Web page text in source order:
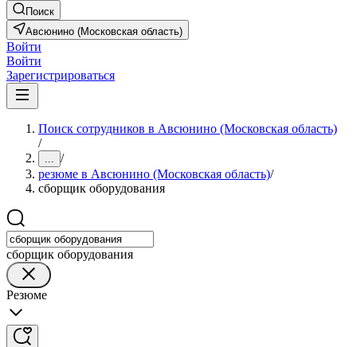
Поиск
Авсюнино (Московская область)
Войти
Войти
Зарегистрироваться
Поиск сотрудников в Авсюнино (Московская область)
/
... /
резюме в Авсюнино (Московская область)/
сборщик оборудования
сборщик оборудования
Резюме